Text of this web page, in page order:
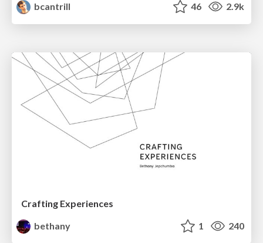
bcantrill
46 2.9k
Crafting Experiences
bethany
1 240